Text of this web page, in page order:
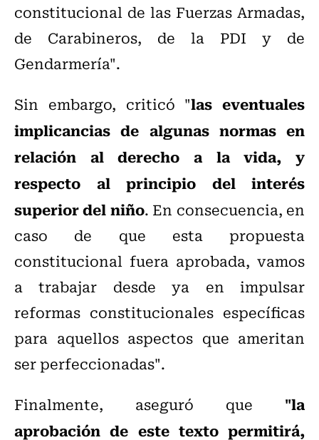
constitucional de las Fuerzas Armadas,
de Carabineros, de la PDI y de
Gendarmería".
Sin embargo, criticó "las eventuales
implicancias de algunas normas en
relación al derecho a la vida, y
respecto al principio del interés
superior del niño. En consecuencia, en
caso de que esta propuesta
constitucional fuera aprobada, vamos
a trabajar desde ya en impulsar
reformas constitucionales específicas
para aquellos aspectos que ameritan
ser perfeccionadas".
Finalmente, aseguró que "la
aprobación de este texto permitirá,